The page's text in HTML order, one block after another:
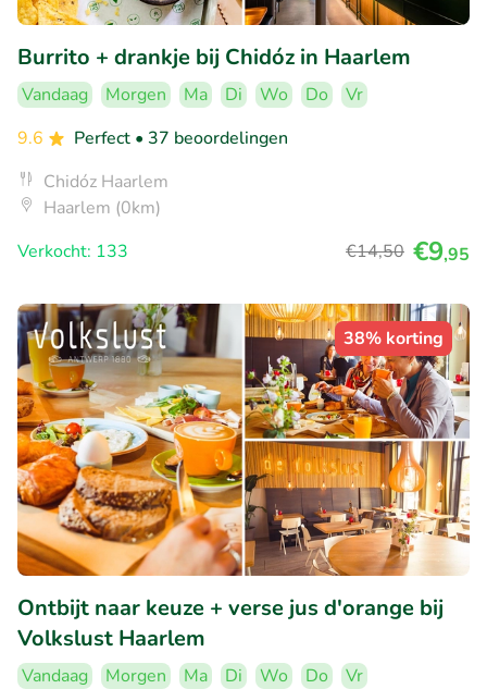
Burrito + drankje bij Chidóz in Haarlem
Vandaag Morgen Ma Di Wo Do
Vr
9.6
Perfect • 37 beoordelingen
Chidóz Haarlem
Haarlem (0km)
Verkocht: 133
€14,50 €9,95
38% korting
Ontbijt naar keuze + verse jus d'orange bij
Volkslust Haarlem
Vandaag Morgen Ma Di Wo Do
Vr